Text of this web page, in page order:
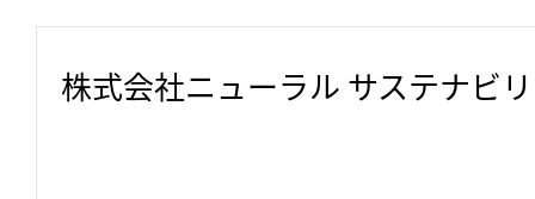
株式会社ニューラル サステナビ